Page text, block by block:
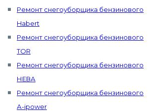
Ремонт снегоуборщика бензинового
Habert
Ремонт снегоуборщика бензинового
TOR
Ремонт снегоуборщика бензинового
НЕВА
Ремонт снегоуборщика бензинового
А-ipower